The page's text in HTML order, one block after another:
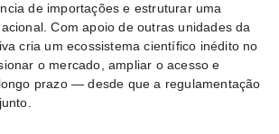
de importações e estruturar uma
Com apoio de outras unidades da
cria um ecossistema científico inédito no
o mercado, ampliar o acesso e
prazo — desde que a regulamentação